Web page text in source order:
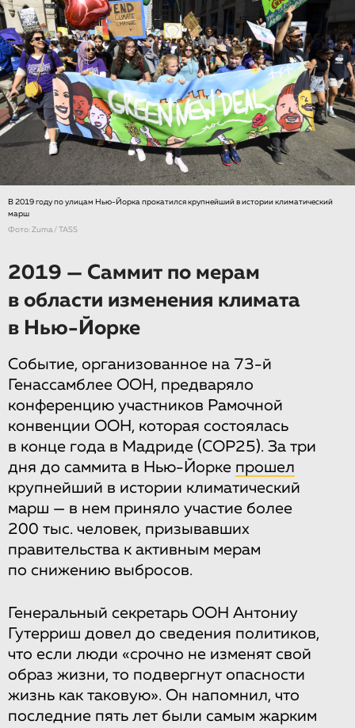
В 2019 году по улицам Нью-Йорка прокатился крупнейший в истории климатический
марш
Фото: Zuma / TASS
2019 — Саммит по мерам
в области изменения климата
в Нью-Йорке
Событие, организованное на 73-й
Генассамблее ООН, предваряло
конференцию участников Рамочной
конвенции ООН, которая состоялась
в конце года в Мадриде (COP25). За три
дня до саммита в Нью-Йорке прошел
крупнейший в истории климатический
марш — в нем приняло участие более
200 тыс. человек, призывавших
правительства к активным мерам
по снижению выбросов.
Генеральный секретарь ООН Антониу
Гутерриш довел до сведения политиков,
что если люди «срочно не изменят свой
образ жизни, то подвергнут опасности
жизнь как таковую». Он напомнил, что
последние пять лет были самым жарким